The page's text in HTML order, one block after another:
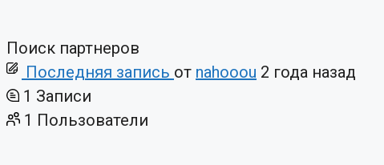
Поиск партнеров
Последняя запись от nahooou 2 года назад
1 Записи
1 Пользователи